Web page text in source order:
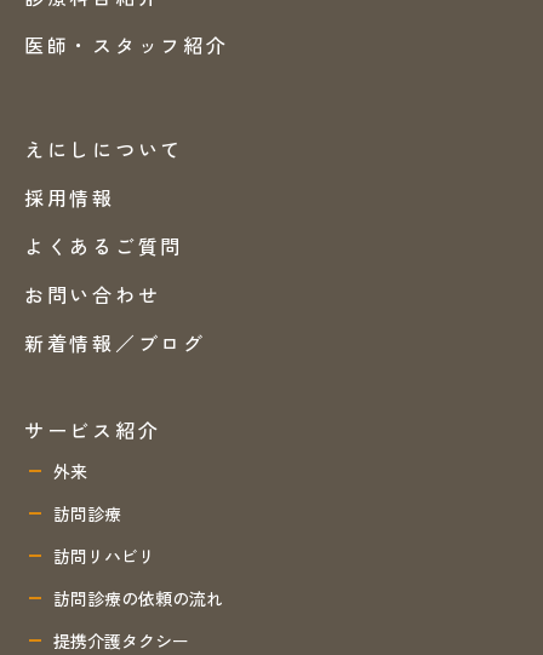
医師・スタッフ紹介
えにしについて
採用情報
よくあるご質問
お問い合わせ
新着情報／ブログ
サービス紹介
外来
訪問診療
訪問リハビリ
訪問診療の依頼の流れ
提携介護タクシー